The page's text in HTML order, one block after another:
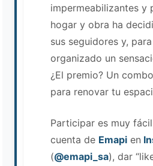
impermeabilizantes y
hogar y obra ha
sus seguidores y,
organizado un
¿El premio? Un
para renovar tu
Participar es muy
cuenta de Emapi en
(@emapi_sa), dar
Asistente EMAPI
En línea ahora